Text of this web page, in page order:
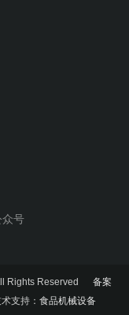
众号
Rights Reserved 备案
持： 食品机械设备